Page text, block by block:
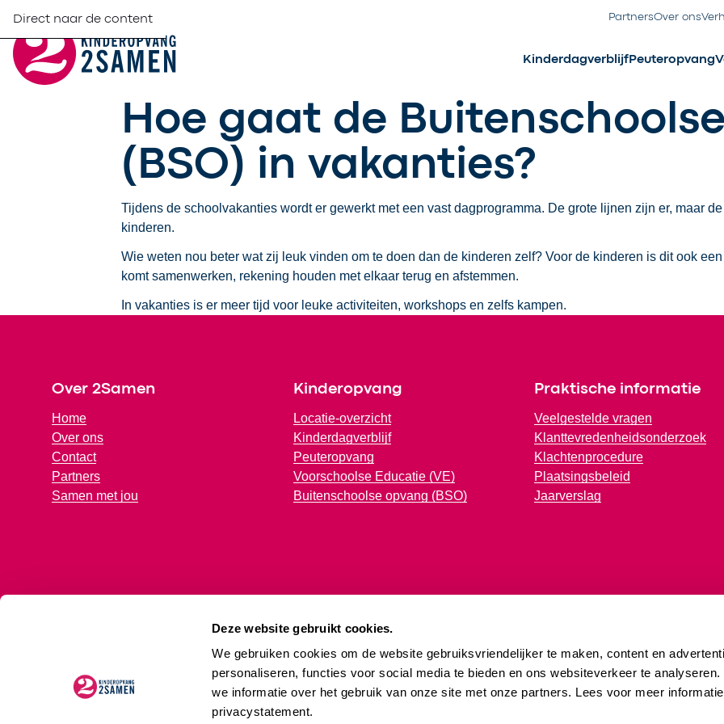
Deze website gebruikt cookies.
We gebruiken cookies om de website gebruiksvriendelijker te maken, content en
personaliseren, functies voor social media te bieden en ons websiteverkeer te analyseren.
we informatie over het gebruik van onze site met onze partners. Lees voor meer
privacystatement.
Direct naar de content PartnersOver ons
Kinderdagverblijf Peuteropvang
Hoe gaat de
(BSO) in vakanties?
Tijdens de schoolvakanties wordt er gewerkt met een vast dagprogramma. De grote lijnen zijn er, maar
kinderen.
Wie weten nou beter wat zij leuk vinden om te doen dan de kinderen zelf? Voor de kinderen is dit ook
komt samenwerken, rekening houden met elkaar terug en afstemmen.
In vakanties is er meer tijd voor leuke activiteiten, workshops en zelfs kampen.
Over 2Samen
Home
Over ons
Contact
Partners
Samen met jou
Kinderopvang
Locatie-overzicht
Kinderdagverblijf
Peuteropvang
Voorschoolse Educatie (VE)
Buitenschoolse opvang (BSO)
Praktische informatie
Veelgestelde vragen
Klanttevredenheidsonderzoek
Klachtenprocedure
Plaatsingsbeleid
Jaarverslag